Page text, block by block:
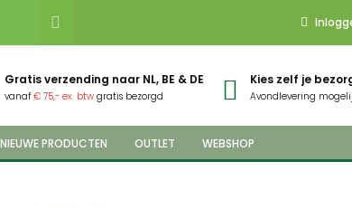
Gratis verzending naar NL, BE & DE
vanaf€ 75,- ex. btw gratis bezorgd
Kies zelf je
Avondlevering
NIEUWE PRODUCTEN OUTLET WEBSHOP